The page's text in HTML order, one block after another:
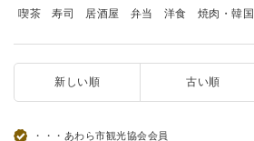
喫茶
寿司 居酒屋 弁当 洋食 焼肉・韓国
新しい順 古い順
・・・あわら市観光協会会員